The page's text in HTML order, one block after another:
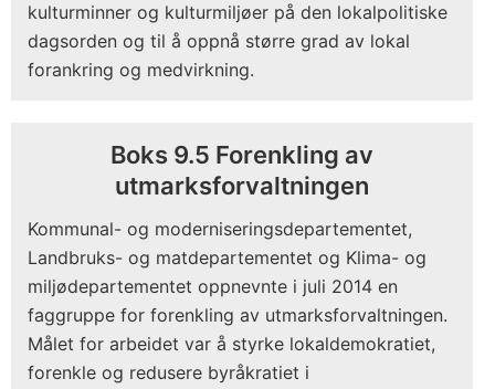
kulturminner og kulturmiljøer på den lokalpolitiske
dagsorden og til å oppnå større grad av lokal
forankring og medvirkning.
Boks 9.5 Forenkling av
utmarksforvaltningen
Kommunal- og moderniseringsdepartementet,
Landbruks- og matdepartementet og Klima- og
miljødepartementet oppnevnte i juli 2014 en
faggruppe for forenkling av utmarksforvaltningen.
Målet for arbeidet var å styrke lokaldemokratiet,
forenkle og redusere byråkratiet i